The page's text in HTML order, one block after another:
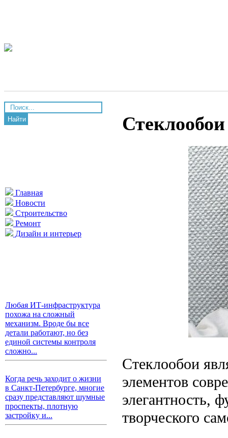
Найти
Главная
Новости
Строительство
Ремонт
Дизайн и интерьер
Любая ИТ-инфраструктура
похожа на сложный
механизм. Вроде бы все
детали работают, но без
единой системы контроля
сложно...
Когда речь заходит о жизни
в Санкт-Петербурге, многие
сразу представляют шумные
проспекты, плотную
застройку и...
Стеклообои
элементов
элегантность,
творческого